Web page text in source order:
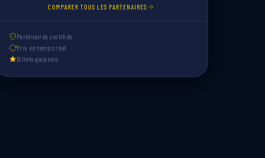
COMPARER TOUS LES PARTENAIRES
Partenaires certifiés
Prix en temps réel
Billets garantis